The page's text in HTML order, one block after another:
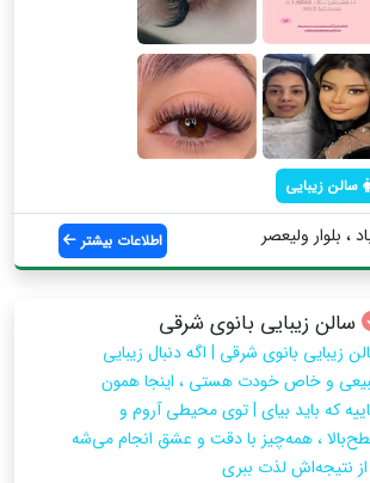
سالن زیبایی
، بلوار ولیعصر اطلاعات بیشتر
سالن زیبایی بانوی شرقی
زیبایی بانوی شرقی | اگه دنبال زیبایی
و خاص خودت هستی ، اینجا همون
که باید بیای | توی محیطی آروم و
، همه‌چیز با دقت و عشق انجام می‌شه
از نتیجه‌اش لذت ببری